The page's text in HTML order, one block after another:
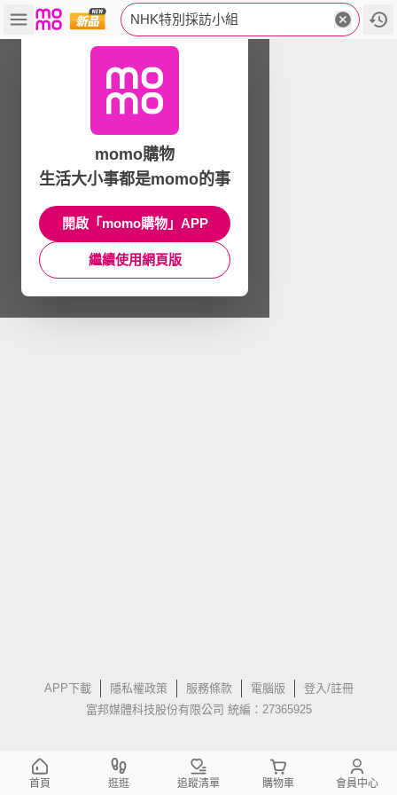
NHK特別採訪小組
APP下載 隱私權政策 服務條款 電腦版
登入/註冊
富邦媒體科技股份有限公司 統編：27365925
momo購物
生活大小事都是momo的事
開啟「momo購物」APP
繼續使用網頁版
首頁 逛逛 追蹤清單 購物車 會員中心